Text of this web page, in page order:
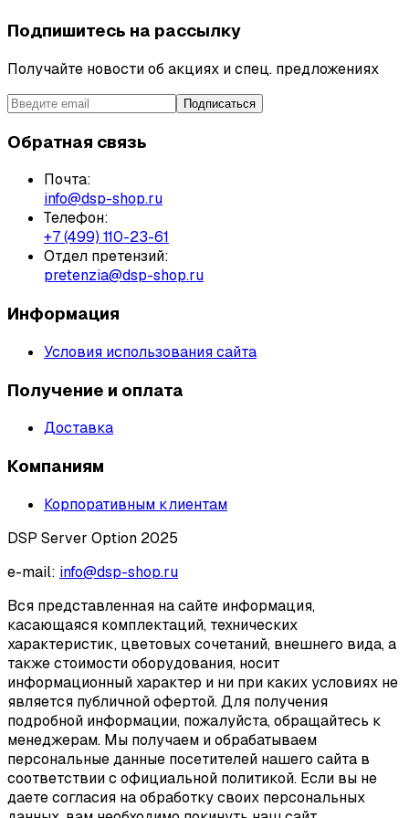
Подпишитесь на рассылку
Получайте новости об акциях и спец. предложениях
Подписаться
Обратная связь
Почта:
info@dsp-shop.ru
Телефон:
+7 (499) 110-23-61
Отдел претензий:
pretenzia@dsp-shop.ru
Информация
Условия использования сайта
Получение и оплата
Доставка
Компаниям
Корпоративным клиентам
DSP Server Option 2025
e-mail: info@dsp-shop.ru
Вся представленная на сайте информация,
касающаяся комплектаций, технических
характеристик, цветовых сочетаний, внешнего вида, а
также стоимости оборудования, носит
информационный характер и ни при каких условиях не
является публичной офертой. Для получения
подробной информации, пожалуйста, обращайтесь к
менеджерам. Мы получаем и обрабатываем
персональные данные посетителей нашего сайта в
соответствии с официальной политикой. Если вы не
даете согласия на обработку своих персональных